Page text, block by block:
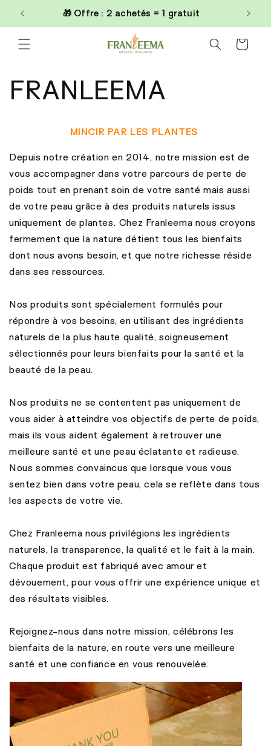
passer
au
🎁 Offre : 2 achetés = 1 gratuit
Panier
FRANLEEMA
MINCIR PAR LES PLANTES
Depuis notre création en 2014, notre mission est de
vous accompagner dans votre parcours de perte de
poids tout en prenant soin de votre santé mais aussi
de votre peau grâce à des produits naturels issus
uniquement de plantes. Chez Franleema nous croyons
fermement que la nature détient tous les bienfaits
dont nous avons besoin, et que notre richesse réside
dans ses ressources.
Nos produits sont spécialement formulés pour
répondre à vos besoins, en utilisant des ingrédients
naturels de la plus haute qualité, soigneusement
sélectionnés pour leurs bienfaits pour la santé et la
beauté de la peau.
Nos produits ne se contentent pas uniquement de
vous aider à atteindre vos objectifs de perte de poids,
mais ils vous aident également à retrouver une
meilleure santé et une peau éclatante et radieuse.
Nous sommes convaincus que lorsque vous vous
sentez bien dans votre peau, cela se reflète dans tous
les aspects de votre vie.
Chez Franleema nous privilégions les ingrédients
naturels, la transparence, la qualité et le fait à la main.
Chaque produit est fabriqué avec amour et
dévouement, pour vous offrir une expérience unique et
des résultats visibles.
Rejoignez-nous dans notre mission, célébrons les
bienfaits de la nature, en route vers une meilleure
santé et une confiance en vous renouvelée.